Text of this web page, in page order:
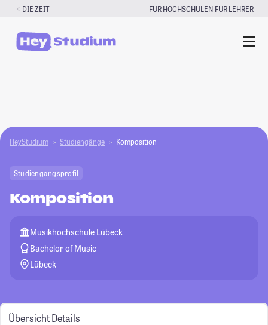
Zum
springen
DIE ZEIT FÜR HOCHSCHULEN|FÜR LEHRER
HeyStudium Studiengänge Komposition
Studiengangsprofil
Komposition
Musikhochschule Lübeck
Bachelor of Music
Lübeck
Übersicht Details